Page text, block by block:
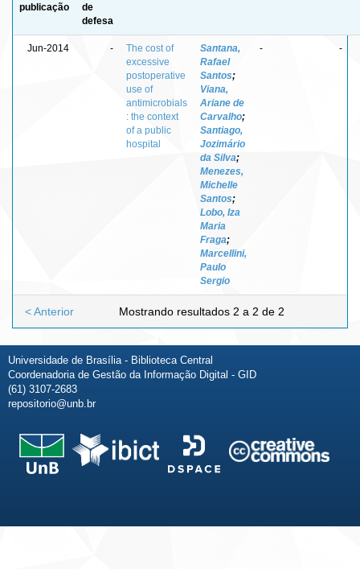
publicação
de
defesa
Jun-2014 -
The cost of
excessive
postoperative
use of
antimicrobials
: the context
of a public
hospital
Santana,
Rafael
Santos;
Viana,
Ariane de
Carvalho;
Santiago,
Jozimário
da Silva;
Menezes,
Michelle
Santos;
Lobo, Iza
Maria
Fraga;
Marcellini,
Paulo
Sergio
- -
Mostrando resultados 2 a 2 de 2
< Anterior
Universidade de Brasília - Biblioteca Central
Coordenadoria de Gestão da Informação Digital - GID
(61) 3107-2683
repositorio@unb.br